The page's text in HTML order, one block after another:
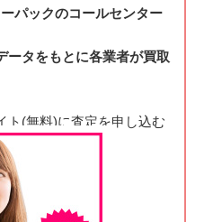
パックのコールセンター
ータをもとに各業者が買取
ト(無料)に査定を申し込む